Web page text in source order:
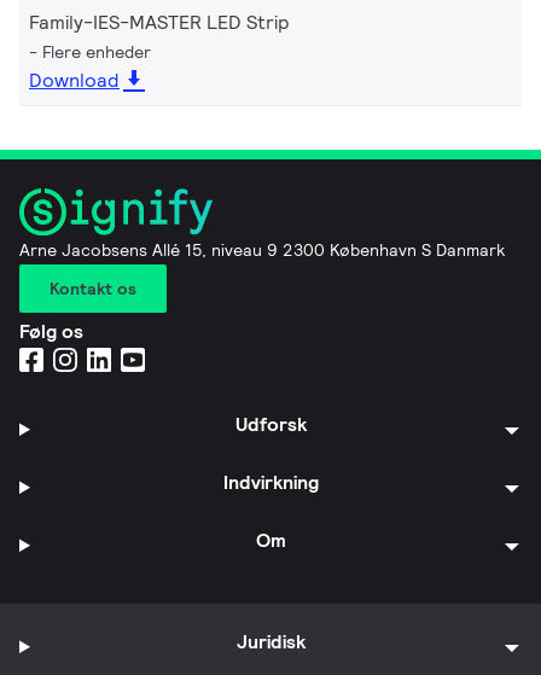
Family-IES-MASTER LED Strip
Flere enheder
Download
Arne Jacobsens Allé 15, niveau 9 2300 København S Danmark
Kontakt os
Følg os
Udforsk
Indvirkning
Om
Juridisk